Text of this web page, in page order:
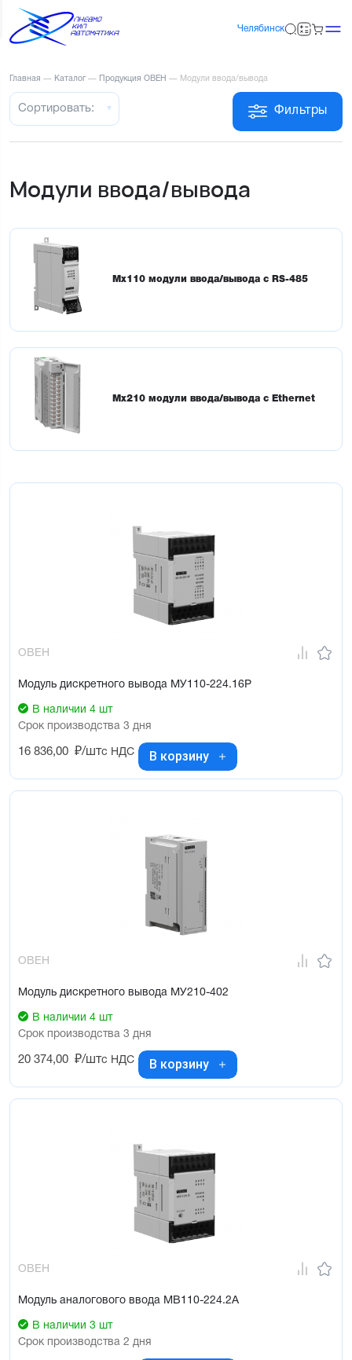
Челябинск
Главная — Каталог — Продукция ОВЕН — Модули ввода/вывода
Фильтры
Сортировать:
Модули ввода/вывода
Мх110 модули ввода/вывода с RS-485
Мх210 модули ввода/вывода с Ethernet
ОВЕН
Модуль дискретного вывода МУ110-224.16Р
В наличии 4 шт
Срок производства 3 дня
16 836,00 ₽/штс НДС В корзину
ОВЕН
Модуль дискретного вывода МУ210-402
В наличии 4 шт
Срок производства 3 дня
20 374,00 ₽/штс НДС В корзину
ОВЕН
Модуль аналогового ввода МВ110-224.2А
В наличии 3 шт
Срок производства 2 дня